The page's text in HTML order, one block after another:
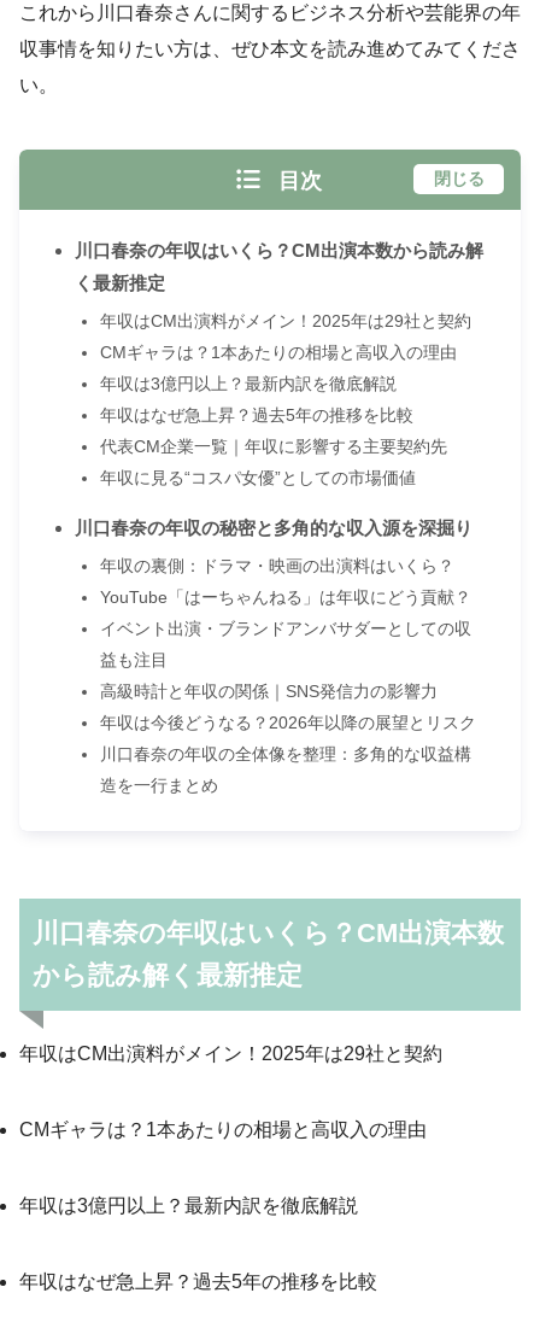
これから川口春奈さんに関するビジネス分析や芸能界の年
収事情を知りたい方は、ぜひ本文を読み進めてみてくださ
い。
目次 閉じる
川口春奈の年収はいくら？CM出演本数から読み解
く最新推定
年収はCM出演料がメイン！2025年は29社と契約
CMギャラは？1本あたりの相場と高収入の理由
年収は3億円以上？最新内訳を徹底解説
年収はなぜ急上昇？過去5年の推移を比較
代表CM企業一覧｜年収に影響する主要契約先
年収に見る“コスパ女優”としての市場価値
川口春奈の年収の秘密と多角的な収入源を深掘り
年収の裏側：ドラマ・映画の出演料はいくら？
YouTube「はーちゃんねる」は年収にどう貢献？
イベント出演・ブランドアンバサダーとしての収
益も注目
高級時計と年収の関係｜SNS発信力の影響力
年収は今後どうなる？2026年以降の展望とリスク
川口春奈の年収の全体像を整理：多角的な収益構
造を一行まとめ
川口春奈の年収はいくら？CM出演本数
から読み解く最新推定
年収はCM出演料がメイン！2025年は29社と契約
CMギャラは？1本あたりの相場と高収入の理由
年収は3億円以上？最新内訳を徹底解説
年収はなぜ急上昇？過去5年の推移を比較